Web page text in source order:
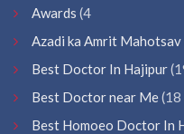
Awards (4
Azadi ka Amrit Mahotsav
Best Doctor In Hajipur
Best Doctor near Me(18
Best Homoeo Doctor In